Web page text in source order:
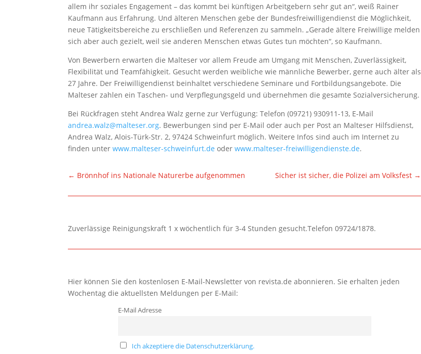
allem ihr soziales Engagement – das kommt bei künftigen Arbeitgebern sehr gut an“, weiß Rainer
Kaufmann aus Erfahrung. Und älteren Menschen gebe der Bundesfreiwilligendienst die Möglichkeit,
neue Tätigkeitsbereiche zu erschließen und Referenzen zu sammeln. „Gerade ältere Freiwillige melden
sich aber auch gezielt, weil sie anderen Menschen etwas Gutes tun möchten“, so Kaufmann.
Von Bewerbern erwarten die Malteser vor allem Freude am Umgang mit Menschen, Zuverlässigkeit,
Flexibilität und Teamfähigkeit. Gesucht werden weibliche wie männliche Bewerber, gerne auch älter als
27 Jahre. Der Freiwilligendienst beinhaltet verschiedene Seminare und Fortbildungsangebote. Die
Malteser zahlen ein Taschen- und Verpflegungsgeld und übernehmen die gesamte Sozialversicherung.
Bei Rückfragen steht Andrea Walz gerne zur Verfügung: Telefon (09721) 930911-13, E-Mail
andrea.walz@malteser.org. Bewerbungen sind per E-Mail oder auch per Post an Malteser Hilfsdienst,
Andrea Walz, Alois-Türk-Str. 2, 97424 Schweinfurt möglich. Weitere Infos sind auch im Internet zu
finden unterwww.malteser-schweinfurt.de oderwww.malteser-freiwilligendienste.de.
← Brönnhof ins Nationale Naturerbe aufgenommen Sicher ist sicher, die Polizei am Volksfest →
Zuverlässige Reinigungskraft 1 x wöchentlich für 3-4 Stunden gesucht.Telefon 09724/1878.
Hier können Sie den kostenlosen E-Mail-Newsletter von revista.de abonnieren. Sie erhalten jeden
Wochentag die aktuellsten Meldungen per E-Mail:
E-Mail Adresse
Ich akzeptiere die Datenschutzerklärung.